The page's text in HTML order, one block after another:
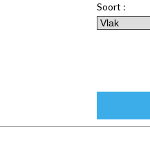
Soort :